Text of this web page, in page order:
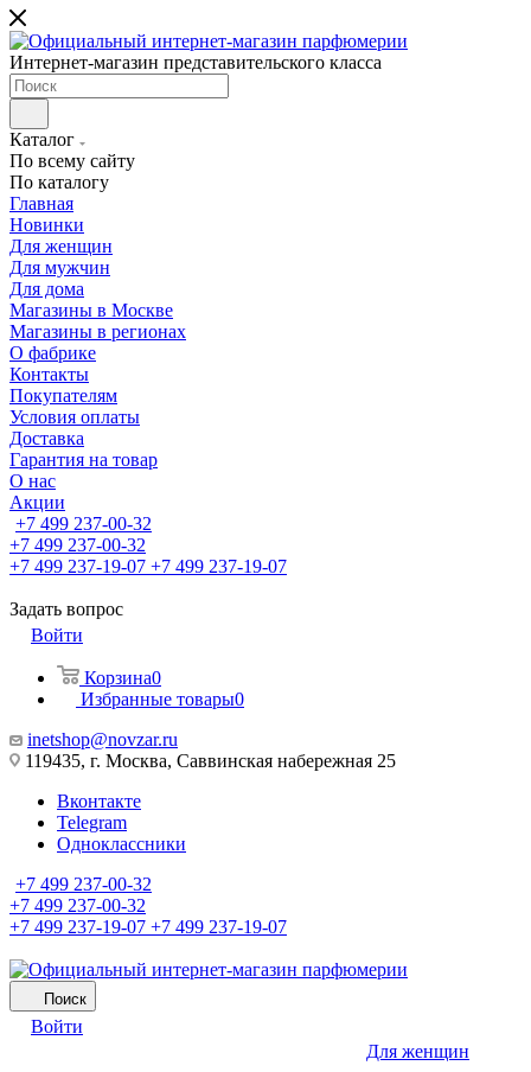
Интернет-магазин представительского класса
Каталог
По всему сайту
По каталогу
Главная
Новинки
Для женщин
Для мужчин
Для дома
Магазины в Москве
Магазины в регионах
О фабрике
Контакты
Покупателям
Условия оплаты
Доставка
Гарантия на товар
О нас
Акции
+7 499 237-00-32
+7 499 237-00-32
+7 499 237-19-07 +7 499 237-19-07
Задать вопрос
Войти
Корзина0
Избранные товары0
inetshop@novzar.ru
119435, г. Москва, Саввинская набережная 25
Вконтакте
Telegram
Одноклассники
+7 499 237-00-32
+7 499 237-00-32
+7 499 237-19-07 +7 499 237-19-07
Поиск
Войти
Для женщин